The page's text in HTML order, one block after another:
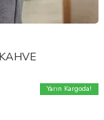
Yarın Kargoda!